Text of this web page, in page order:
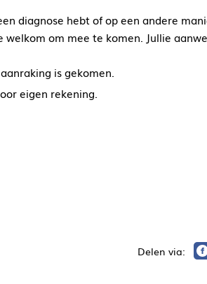
diagnose hebt of op een andere
om mee te komen. Jullie
is gekomen.
eigen rekening.